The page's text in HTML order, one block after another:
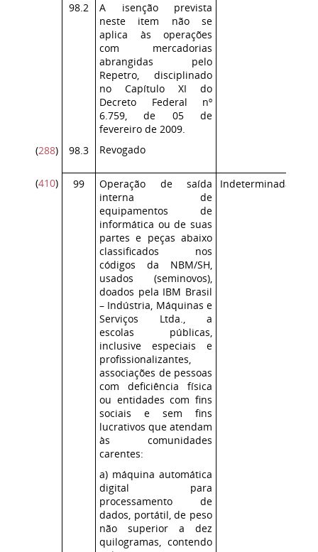
98.2
A isenção prevista
neste item não se
aplica às operações
com mercadorias
abrangidas pelo
Repetro, disciplinado
no Capítulo XI do
Decreto Federal nº
6.759, de 05 de
fevereiro de 2009.
(288) 98.3 Revogado
(410) 99
Operação de saída
interna de
equipamentos de
informática ou de suas
partes e peças abaixo
classificados nos
códigos da NBM/SH,
usados (seminovos),
doados pela IBM Brasil
– Indústria, Máquinas e
Serviços Ltda., a
escolas públicas,
inclusive especiais e
profissionalizantes,
associações de pessoas
com deficiência física
ou entidades com fins
sociais e sem fins
lucrativos que atendam
às comunidades
carentes:
Indeterminada
a) máquina automática
digital para
processamento de
dados, portátil, de peso
não superior a dez
quilogramas, contendo